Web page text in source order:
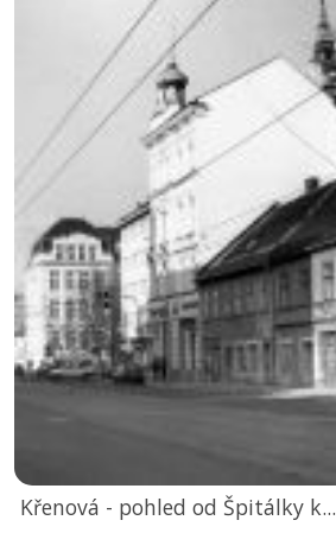
Křenová - pohled od Špitálky k...